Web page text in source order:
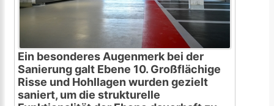
Ein besonderes Augenmerk bei der
Sanierung galt Ebene 10. Großflächige
Risse und Hohllagen wurden gezielt
saniert, um die strukturelle